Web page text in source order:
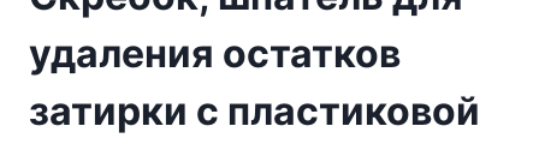
удаления остатков
затирки с пластиковой